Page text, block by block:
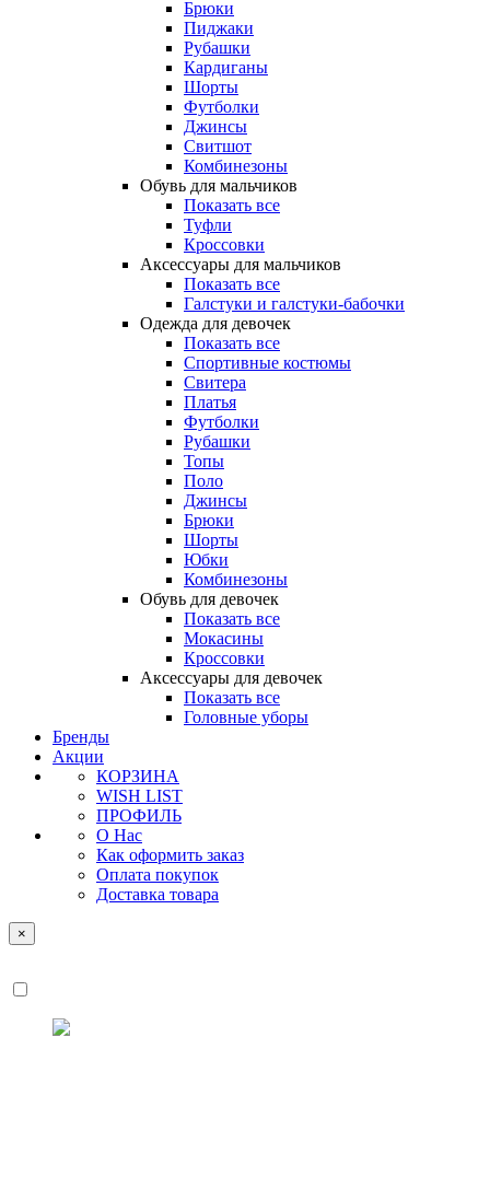
Брюки
Пиджаки
Рубашки
Кардиганы
Шорты
Футболки
Джинсы
Свитшот
Комбинезоны
Обувь для мальчиков
Показать все
Туфли
Кроссовки
Аксессуары для мальчиков
Показать все
Галстуки и галстуки-бабочки
Одежда для девочек
Показать все
Спортивные костюмы
Свитера
Платья
Футболки
Рубашки
Топы
Поло
Джинсы
Брюки
Шорты
Юбки
Комбинезоны
Обувь для девочек
Показать все
Мокасины
Кроссовки
Аксессуары для девочек
Показать все
Головные уборы
Бренды
Акции
КОРЗИНА
WISH LIST
ПРОФИЛЬ
О Нас
Как оформить заказ
Оплата покупок
Доставка товара
×